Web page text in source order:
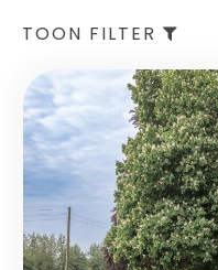
TOON FILTER